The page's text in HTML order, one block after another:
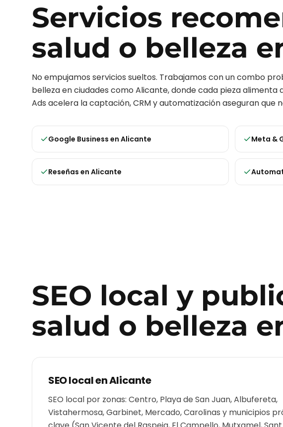
Servicios
salud o belleza
No empujamos servicios sueltos. Trabajamos con un combo
bellezaen ciudades como Alicante, donde cada pieza alimenta
Ads acelera la captación, CRM y automatización aseguran que
Google Business en Alicante Meta &
Reseñas en Alicante
SEO local y
salud o belleza
SEO local enAlicante
SEO local por zonas: Centro, Playa de San Juan, Albufereta,
Vistahermosa, Garbinet, Mercado, Carolinas y municipios